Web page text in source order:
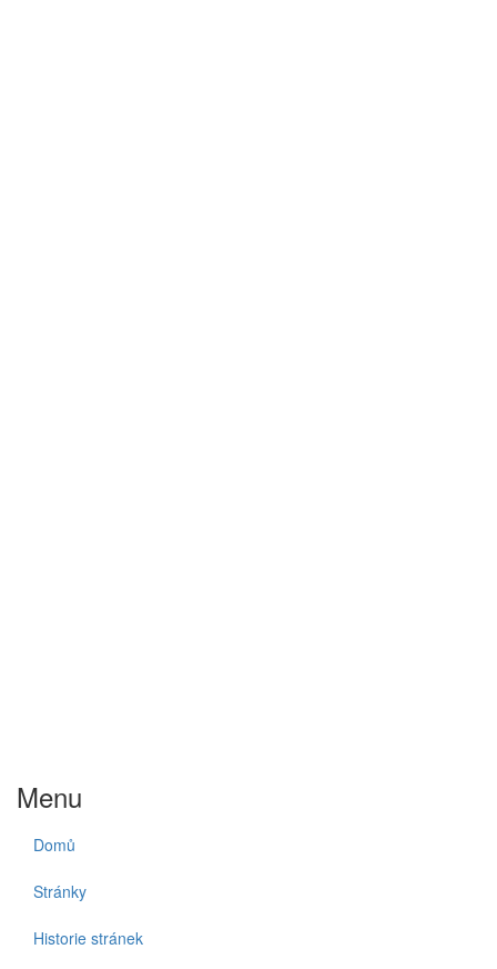
Menu
Domů
Stránky
Historie stránek